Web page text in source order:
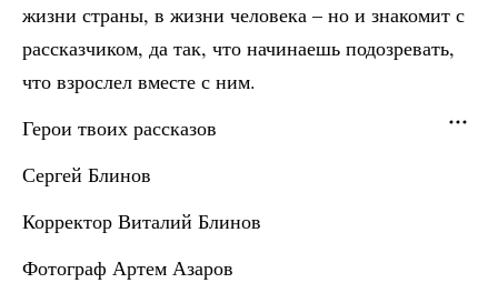
жизни страны, в жизни человека – но и знакомит с
рассказчиком, да так, что начинаешь подозревать,
что взрослел вместе с ним.
Герои твоих рассказов
Сергей Блинов
Корректор Виталий Блинов
Фотограф Артем Азаров